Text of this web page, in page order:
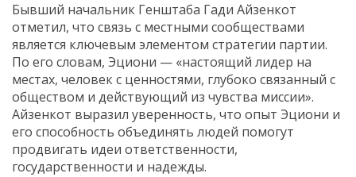
Бывший начальник Генштаба Гади Айзенкот
отметил, что связь с местными сообществами
является ключевым элементом стратегии партии.
По его словам, Эциони — «настоящий лидер на
местах, человек с ценностями, глубоко связанный с
обществом и действующий из чувства миссии».
Айзенкот выразил уверенность, что опыт Эциони и
его способность объединять людей помогут
продвигать идеи ответственности,
государственности и надежды.